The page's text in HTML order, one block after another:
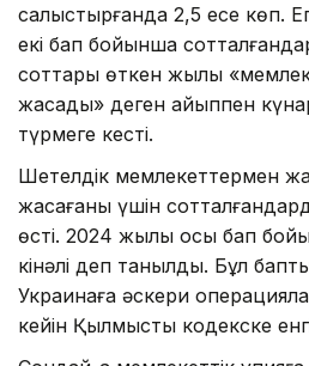
салыстырғанда 2,5 есе көп.
екі бап бойынша
соттары өткен жылы
жасады» деген айыппен
түрмеге кесті.
Шетелдік мемлекеттермен
жасағаны үшін
өсті. 2024 жылы осы бап
кінәлі деп танылды. Бұл
Украинаға әскери
кейін Қылмыстық кодекске